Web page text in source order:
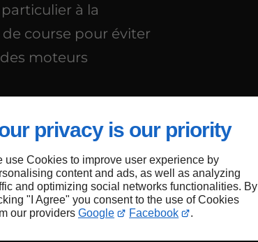
privacy is our priority
use Cookies to improve user experience by
content and ads, as well as analyzing
and optimizing social networks functionalities. By
"I Agree" you consent to the use of Cookies
our providers Google Facebook .
à la
course pour éviter
moteurs
de
sur-